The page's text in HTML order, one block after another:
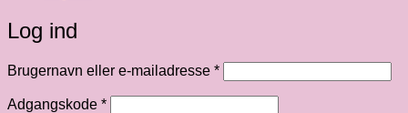
Log ind
Brugernavn eller e-mailadresse *Påkrævet
Adgangskode *Påkrævet